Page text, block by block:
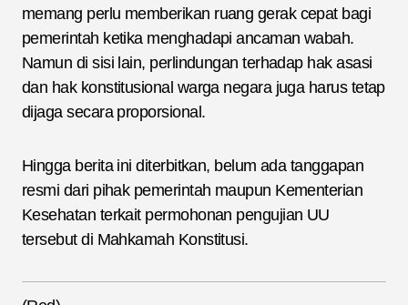
memang perlu memberikan ruang gerak cepat bagi
pemerintah ketika menghadapi ancaman wabah.
Namun di sisi lain, perlindungan terhadap hak asasi
dan hak konstitusional warga negara juga harus tetap
dijaga secara proporsional.
Hingga berita ini diterbitkan, belum ada tanggapan
resmi dari pihak pemerintah maupun Kementerian
Kesehatan terkait permohonan pengujian UU
tersebut di Mahkamah Konstitusi.